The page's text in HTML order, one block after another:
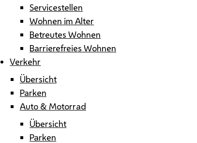
Servicestellen
Wohnen im Alter
Betreutes Wohnen
Barrierefreies Wohnen
Verkehr
Übersicht
Parken
Auto & Motorrad
Übersicht
Parken